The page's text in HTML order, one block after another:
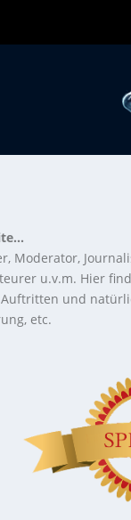
Moderator,
u.v.m. Hier
Auftritten und
etc.